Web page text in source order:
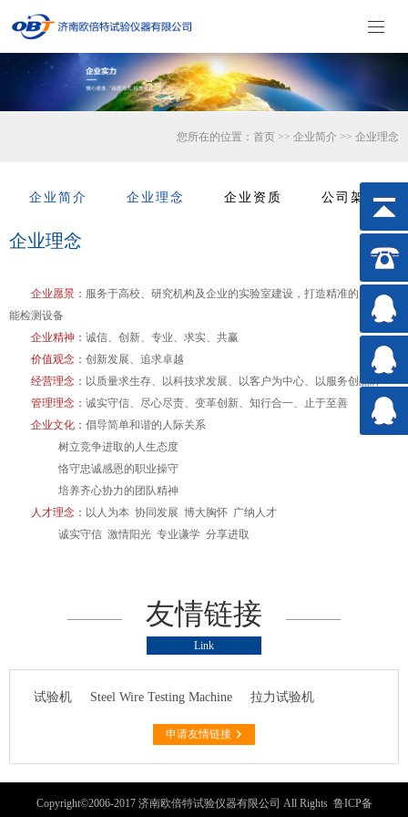
您所在的位置： 首页 >> 企业简介 >> 企业理念
企业简介 企业理念 企业资质 公司架构
企业理念
企业愿景： 服务于高校、研究机构及企业的实验室建设，打造精准的力学性
能检测设备
企业精神： 诚信、创新、专业、求实、共赢
价值观念： 创新发展、追求卓越
经营理念： 以质量求生存、以科技求发展、以客户为中心、以服务创品牌
管理理念： 诚实守信、尽心尽责、变革创新、知行合一、止于至善
企业文化： 倡导简单和谐的人际关系
树立竞争进取的人生态度
恪守忠诚感恩的职业操守
培养齐心协力的团队精神
人才理念： 以人为本 协同发展 博大胸怀 广纳人才
诚实守信 激情阳光 专业谦学 分享进取
友情链接
Link
试验机 Steel Wire Testing Machine 拉力试验机
申请友情链接
Copyright©2006-2017 济南欧倍特试验仪器有限公司 All Rights 鲁ICP备